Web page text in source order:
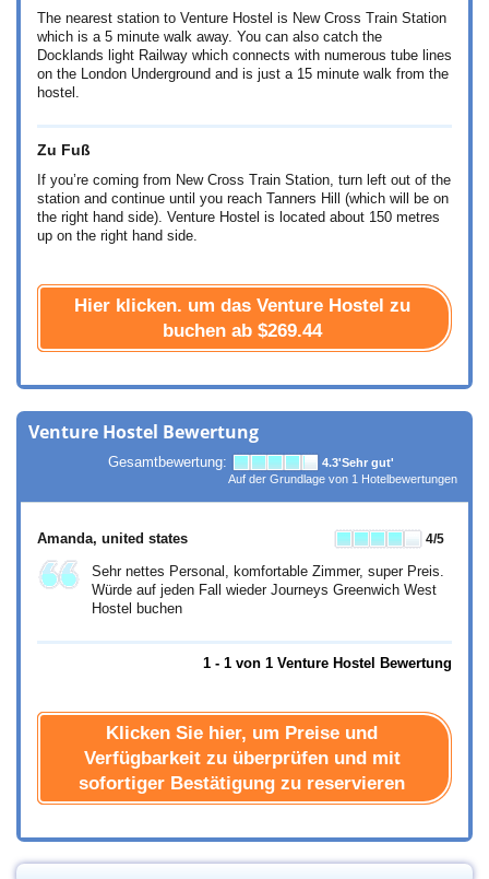
The nearest station to Venture Hostel is New Cross Train Station
which is a 5 minute walk away. You can also catch the
Docklands light Railway which connects with numerous tube lines
on the London Underground and is just a 15 minute walk from the
hostel.
Zu Fuß
If you’re coming from New Cross Train Station, turn left out of the
station and continue until you reach Tanners Hill (which will be on
the right hand side). Venture Hostel is located about 150 metres
up on the right hand side.
Hier klicken. um das Venture Hostel zu
buchen ab $269.44
Venture Hostel Bewertung
Gesamtbewertung: 4.3'Sehr gut'
Auf der Grundlage von 1 Hotelbewertungen
Amanda, united states 4/5
Sehr nettes Personal, komfortable Zimmer, super Preis.
Würde auf jeden Fall wieder Journeys Greenwich West
Hostel buchen
1 - 1 von 1 Venture Hostel Bewertung
Klicken Sie hier, um Preise und
Verfügbarkeit zu überprüfen und mit
sofortiger Bestätigung zu reservieren